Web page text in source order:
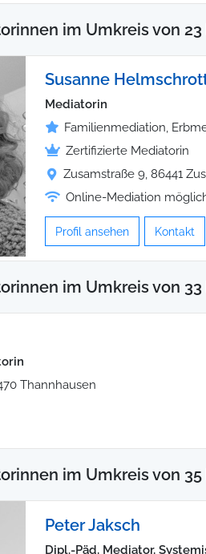
im Umkreis von 23
Susanne
Mediatorin
Familienmediation,
Zertifizierte Mediatorin
Zusamstraße 9, 86441
Online-Mediation
Profil ansehen Kontakt
im Umkreis von 33
Thannhausen
im Umkreis von 35
Peter Jaksch
Dipl.-Päd, Mediator,